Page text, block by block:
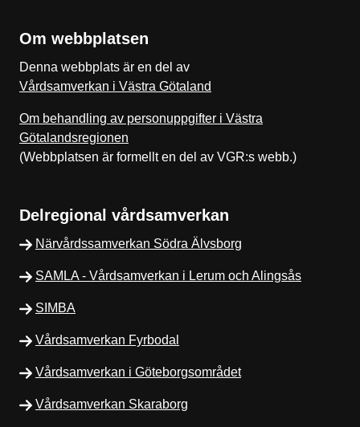
Om webbplatsen
Denna webbplats är en del av
Vårdsamverkan i Västra Götaland
Om behandling av personuppgifter i Västra
Götalandsregionen
(Webbplatsen är formellt en del av VGR:s webb.)
Delregional vårdsamverkan
Närvårdssamverkan Södra Älvsborg
SAMLA - Vårdsamverkan i Lerum och Alingsås
SIMBA
Vårdsamverkan Fyrbodal
Vårdsamverkan i Göteborgsområdet
Vårdsamverkan Skaraborg